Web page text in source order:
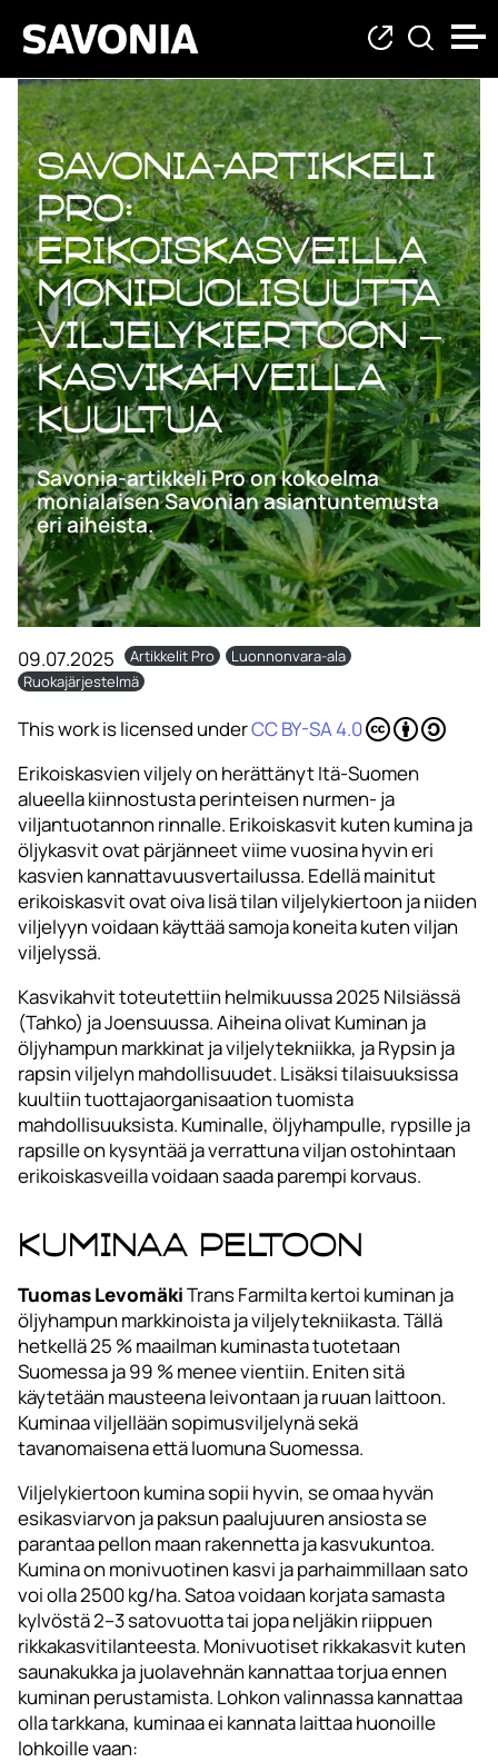
Savonia-artikkeli
Pro:
Erikoiskasveilla
monipuolisuutta
viljelykiertoon –
Kasvikahveilla
kuultua
Savonia-artikkeli Pro on kokoelma
monialaisen Savonian asiantuntemusta
eri aiheista.
09.07.2025 Artikkelit Pro
Luonnonvara-ala
Ruokajärjestelmä
This work is licensed underCC BY-SA 4.0
Erikoiskasvien viljely on herättänyt Itä-Suomen
alueella kiinnostusta perinteisen nurmen- ja
viljantuotannon rinnalle. Erikoiskasvit kuten kumina ja
öljykasvit ovat pärjänneet viime vuosina hyvin eri
kasvien kannattavuusvertailussa. Edellä mainitut
erikoiskasvit ovat oiva lisä tilan viljelykiertoon ja niiden
viljelyyn voidaan käyttää samoja koneita kuten viljan
viljelyssä.
Kasvikahvit toteutettiin helmikuussa 2025 Nilsiässä
(Tahko) ja Joensuussa. Aiheina olivat Kuminan ja
öljyhampun markkinat ja viljelytekniikka, ja Rypsin ja
rapsin viljelyn mahdollisuudet. Lisäksi tilaisuuksissa
kuultiin tuottajaorganisaation tuomista
mahdollisuuksista. Kuminalle, öljyhampulle, rypsille ja
rapsille on kysyntää ja verrattuna viljan ostohintaan
erikoiskasveilla voidaan saada parempi korvaus.
Kuminaa peltoon
Tuomas LevomäkiTrans Farmilta kertoi kuminan ja
öljyhampun markkinoista ja viljelytekniikasta. Tällä
hetkellä 25 % maailman kuminasta tuotetaan
Suomessa ja 99 % menee vientiin. Eniten sitä
käytetään mausteena leivontaan ja ruuan laittoon.
Kuminaa viljellään sopimusviljelynä sekä
tavanomaisena että luomuna Suomessa.
Viljelykiertoon kumina sopii hyvin, se omaa hyvän
esikasviarvon ja paksun paalujuuren ansiosta se
parantaa pellon maan rakennetta ja kasvukuntoa.
Kumina on monivuotinen kasvi ja parhaimmillaan sato
voi olla 2500 kg/ha. Satoa voidaan korjata samasta
kylvöstä 2–3 satovuotta tai jopa neljäkin riippuen
rikkakasvitilanteesta. Monivuotiset rikkakasvit kuten
saunakukka ja juolavehnän kannattaa torjua ennen
kuminan perustamista. Lohkon valinnassa kannattaa
olla tarkkana, kuminaa ei kannata laittaa huonoille
lohkoille vaan: